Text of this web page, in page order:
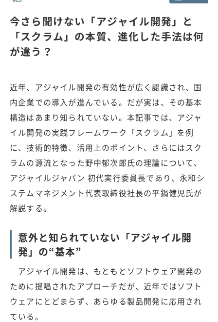
今さら聞けない「アジャイル開発」と
「スクラム」の本質、進化した手法は何
が違う？
近年、アジャイル開発の有効性が広く認識され、国
内企業での導入が進んでいる。だが実は、その基本
構造はあまり知られていない。本記事では、アジャ
イル開発の実践フレームワーク「スクラム」を例
に、技術的特徴、活用上のポイント、さらにはスク
ラムの源流となった野中郁次郎氏の理論について、
アジャイルジャパン 初代実行委員長であり、永和シ
ステムマネジメント代表取締役社長の平鍋健児氏が
解説する。
意外と知られていない「アジャイル開
発」の“基本”
アジャイル開発は、もともとソフトウェア開発の
ために提唱されたアプローチだが、近年ではソフト
ウェアにとどまらず、あらゆる製品開発に応用され
ている。